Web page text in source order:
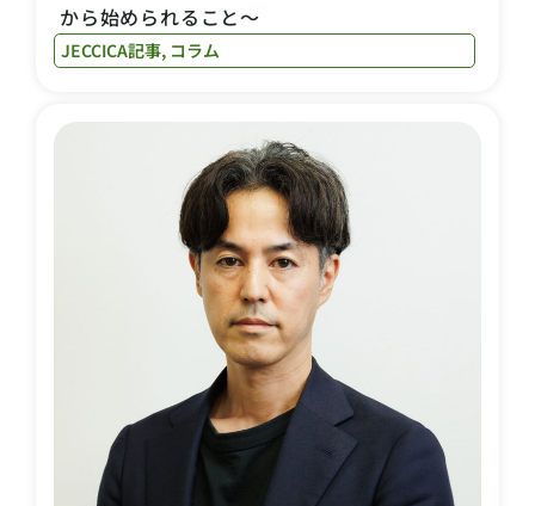
から始められること〜
JECCICA記事, コラム